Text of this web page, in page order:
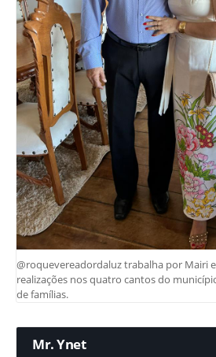
@roquevereadordaluz trabalha por Mairi
realizações nos quatro cantos do
de famílias.
Mr. Ynet